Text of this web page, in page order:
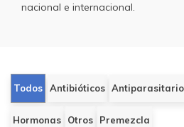
nacional e internacional.
Todos Antibióticos
Hormonas Otros Premezcla